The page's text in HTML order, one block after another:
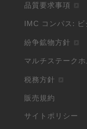
品質要求事項
IMC コンパス: ビ
紛争鉱物方針
マルチステーク
税務方針
販売規約
サイトポリシー